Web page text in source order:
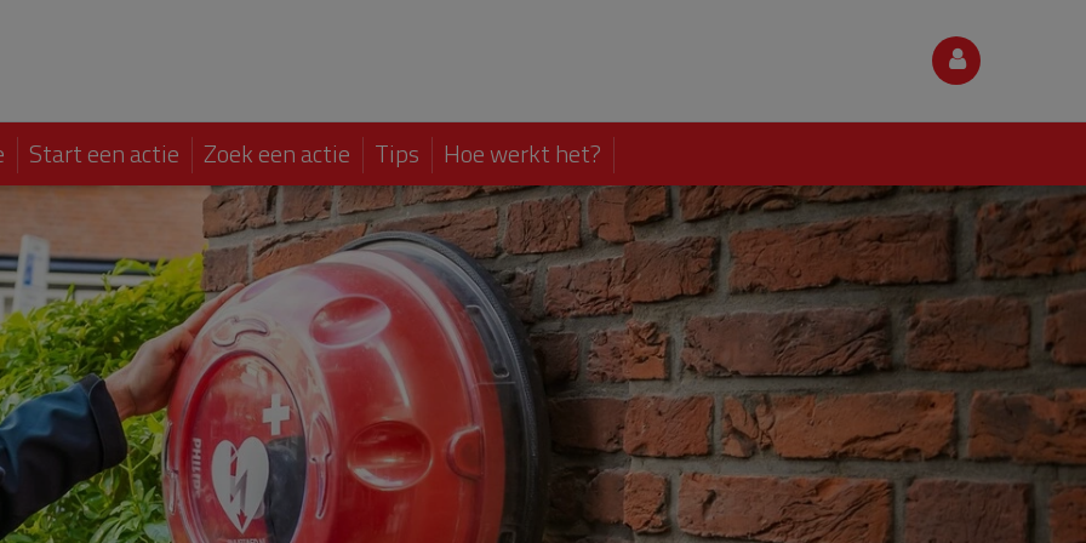
Start een actie Zoek een actie Tips Hoe werkt het?